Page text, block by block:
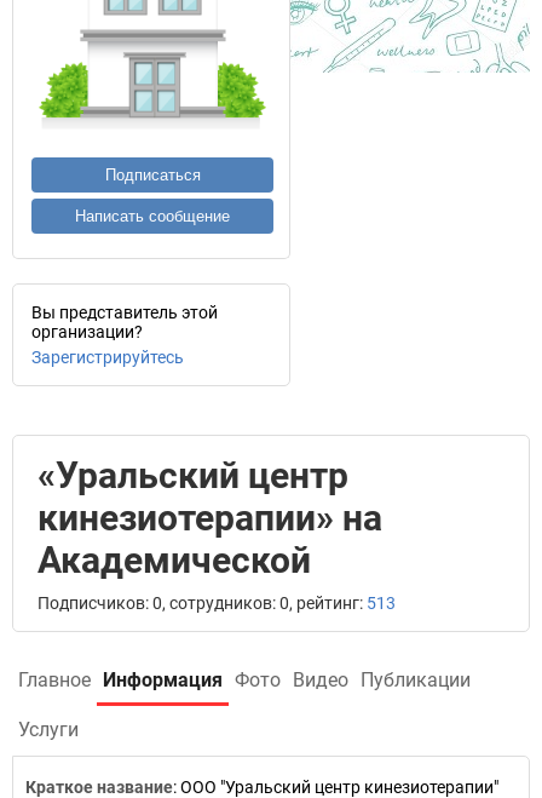
Подписаться
Написать сообщение
Вы представитель этой
организации?
Зарегистрируйтесь
«Уральский центр
кинезиотерапии» на
Академической
Подписчиков: 0, сотрудников: 0, рейтинг: 513
Главное Информация Фото Видео Публикации
Услуги
Краткое название:ООО "Уральский центр кинезиотерапии"